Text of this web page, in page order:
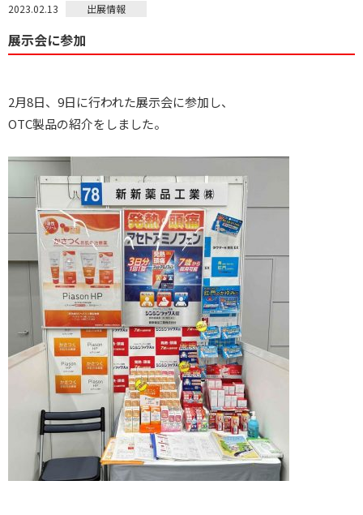
2023.02.13 出展情報
展示会に参加
2月8日、9日に行われた展示会に参加し、
OTC製品の紹介をしました。